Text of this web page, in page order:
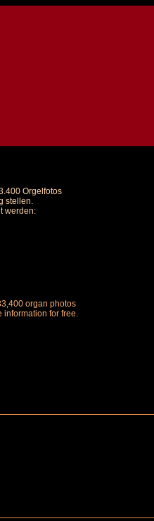
Orgelfotos
stellen.
werden:
organ photos
information for free.